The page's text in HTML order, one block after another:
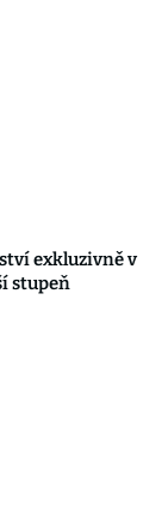
exkluzivně v
stupeň